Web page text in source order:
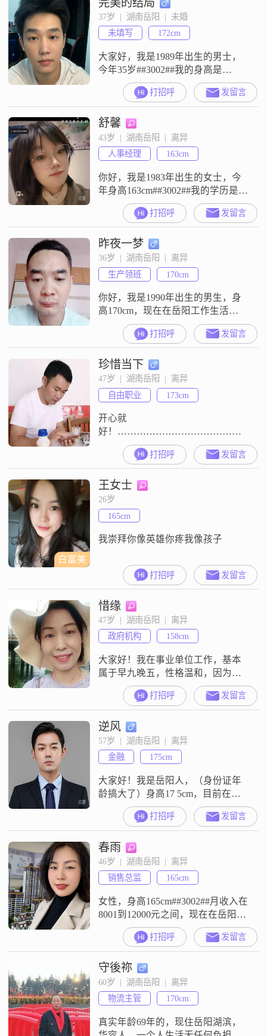
是一个温柔体贴的人，平时待人接
物比较温和##3002##同时我也比较
独立自信，有自己的处
37岁  |  湖南岳阳  |  未婚
未填写
172cm
大家好，我是1989年出生的男士，
今年35岁##3002##我的身高是
172cm##3002##我的学历是大专
##3002##我现在的工作地在岳阳，
月收入在8001元到12000元这个区间
##3002##关于我的个人特征，大家
可以看到我是一个稳重可靠的人
##3002##我对待生活的态度是活在
当下##3002##在闲暇时
打招呼 发留言
舒馨
43岁  |  湖南岳阳  |  离异
人事经理
163cm
你好，我是1983年出生的女士，今
年身高163cm##3002##我的学历是大
专，目前的工作地在珠海，月收入
在8001元到12000元之间##3002##我
的性格特征有温柔体贴，善解人
意，独立自信，随和易相处，真诚
可靠##3002##我正在寻找一段真诚
的关系，希望在这里认识合适的人
##3002##如果你觉得我们的情况比
打招呼 发留言
昨夜一梦
36岁  |  湖南岳阳  |  离异
生产领班
170cm
你好，我是1990年出生的男生，身
高170cm，现在在岳阳工作生活
##3002##我的学历是中专，目前月
收入在8001到12000元之间##3002##
我觉得两个人相处，真诚是最基本
的，所以我一直坚持真诚相待
##3002##在感情里，我也看重相互
尊重，觉得彼此信任很重要，平时
也会多些包容和理解##3002##我自
认是个
打招呼 发留言
珍惜当下
47岁  |  湖南岳阳  |  离异
自由职业
173cm
开心就
好！………………………………、
打招呼 发留言
白富美
王女士
26岁
165cm
我崇拜你像英雄你疼我像孩子
打招呼 发留言
惜缘
47岁  |  湖南岳阳  |  离异
政府机构
158cm
大家好！我在事业单位工作，基本
属于早九晚五，性格温和，因为在
岳阳市有朋友跟亲戚，一直很喜欢
岳阳这座城市，希望后半生能在岳
阳市定居，我不打牌，不宵夜，由
于社交圈太小，希望借助平台有缘
认识相守一生的另一半，希望对方
善良、踏实、真诚、人品好，有稳
定工作，我们彼此能聊到一起，也
能一起分担简单人生——比如下班
后一起买菜做饭散步看
打招呼 发留言
逆风
57岁  |  湖南岳阳  |  离异
金融
175cm
大家好！我是岳阳人，（身份证年
龄搞大了）身高17 5cm，目前在岳
阳工作。我的月收入在8001到12000
元之间本人成熟稳重，家庭责任感
强，我希望能找到一个理解我、支
持我的伴侣，一起共同经营一个温
馨的家庭。如果你也重视家庭，愿
意和我一起努力，我们可以进一步
了解彼此，看看是否适合走到一
起。
打招呼 发留言
春雨
46岁  |  湖南岳阳  |  离异
销售总监
165cm
女性，身高165cm##3002##月收入在
8001到12000元之间，现在在岳阳工
作##3002##我的学历是中专
##3002##我是一个善解人意的人，
平时能够体谅他人的感受##3002##
我独立自信，有自己的想法和主
见，可以独立处理生活中的事情
##3002##我性格乐观积极，以前我
以为婚姻是依靠##3001##是归
打招呼 发留言
守後祢
60岁  |  湖南岳阳  |  离异
物流主管
170cm
真实年龄69年的，现住岳阳湖滨，